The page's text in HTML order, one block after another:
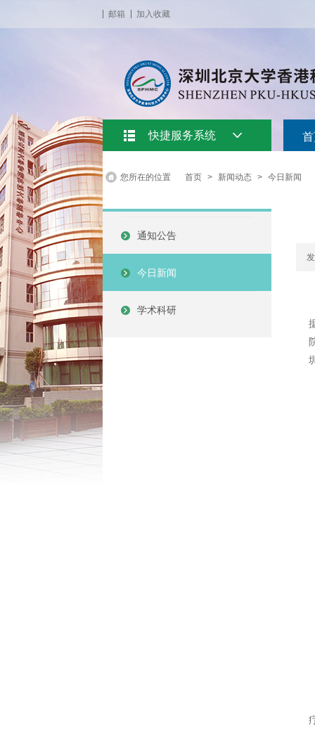
邮箱 加入收藏
快捷服务系统
您所在的位置 首页 > 新闻动态 > 今日新闻
通知公告
今日新闻
学术科研